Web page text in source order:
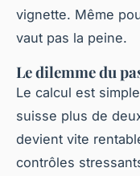
vignette. Même
vaut pas la peine.
Le dilemme du
Le calcul est
suisse plus de
devient vite
contrôles